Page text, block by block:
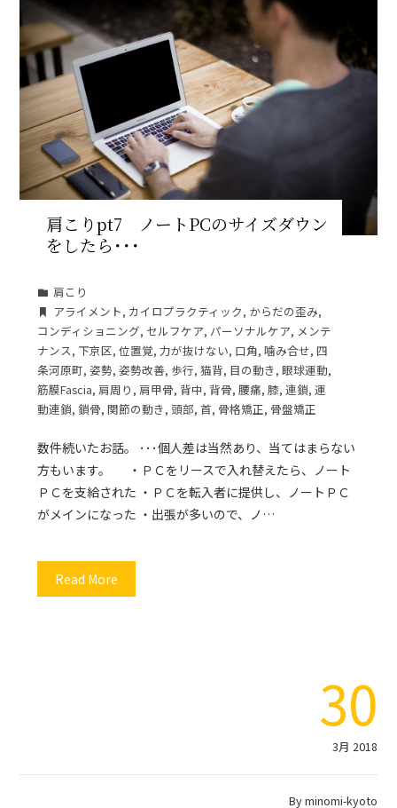
肩こりpt7 ノートPCのサイズダウン
をしたら･･･
肩こり
アライメント, カイロプラクティック, からだの歪み,
コンディショニング, セルフケア, パーソナルケア, メンテ
ナンス, 下京区,位置覚, 力が抜けない, 口角,噛み合せ,四
条河原町,姿勢,姿勢改善, 歩行,猫背, 目の動き,眼球運動,
筋膜Fascia, 肩周り , 肩甲骨, 背中, 背骨,腰痛,膝,連鎖,運
動連鎖,鎖骨,関節の動き, 頭部,首, 骨格矯正, 骨盤矯正
数件続いたお話。 ･･･個人差は当然あり、当てはまらない
方もいます。 ・ＰＣをリースで入れ替えたら、ノート
ＰＣを支給された ・ＰＣを転入者に提供し、ノートＰＣ
がメインになった ・出張が多いので、ノ…
Read More
30
3月 2018
Byminomi-kyoto